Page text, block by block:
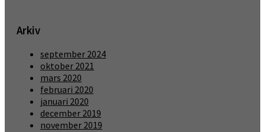
Arkiv
september 2024
oktober 2021
mars 2020
februari 2020
januari 2020
december 2019
november 2019